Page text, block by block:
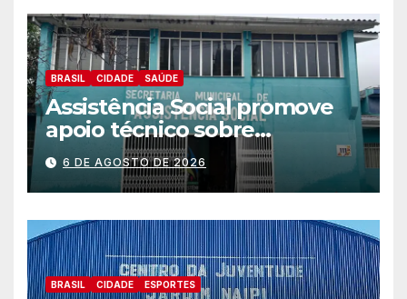
BRASIL CIDADE SAÚDE
Assistência Social promove
apoio técnico sobre
preparação e resposta a
situações de emergência e
calamidade pública
6 DE AGOSTO DE 2026
BRASIL CIDADE ESPORTES